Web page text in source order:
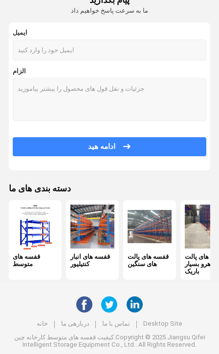
قفسه های پالت های سنگین
قفسه های پالت با راهرو بسیار باریک
قفسه های دو نفره
سیستم قفسه های متحرک
رانندگی در قفسه پالت
قفسه بندی پالت فشاری به عقب
قفسه بندی قالب
ظرف مشبک سیمی
داربست ها
قفسه های ذخیره ی لاستیک
میز کار گاراژ صنعتی
حصار ایمنی فولادی
ما به سرعت پاسخ خواهیم داد
ایمیل
الزام
ادامه هید
دسته بندی های ما
قفسه های
متوسط
قفسه های انبار
کنتیلیور
قفسه های پالت
های سنگین
های پالت
راهرو بسیار
باریک
خانه دربارهی ما تماس با ما
Desktop Site
کیفیتقفسه های متوسط کارخانه چین.Copyright © 2025 Jiangsu Qifei
Intelligent Storage Equipment Co., Ltd.. All Rights Reserved.